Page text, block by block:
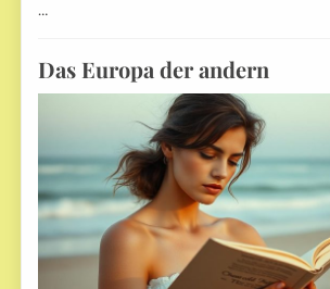
…
Das Europa der andern